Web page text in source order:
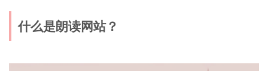
什么是朗读网站？